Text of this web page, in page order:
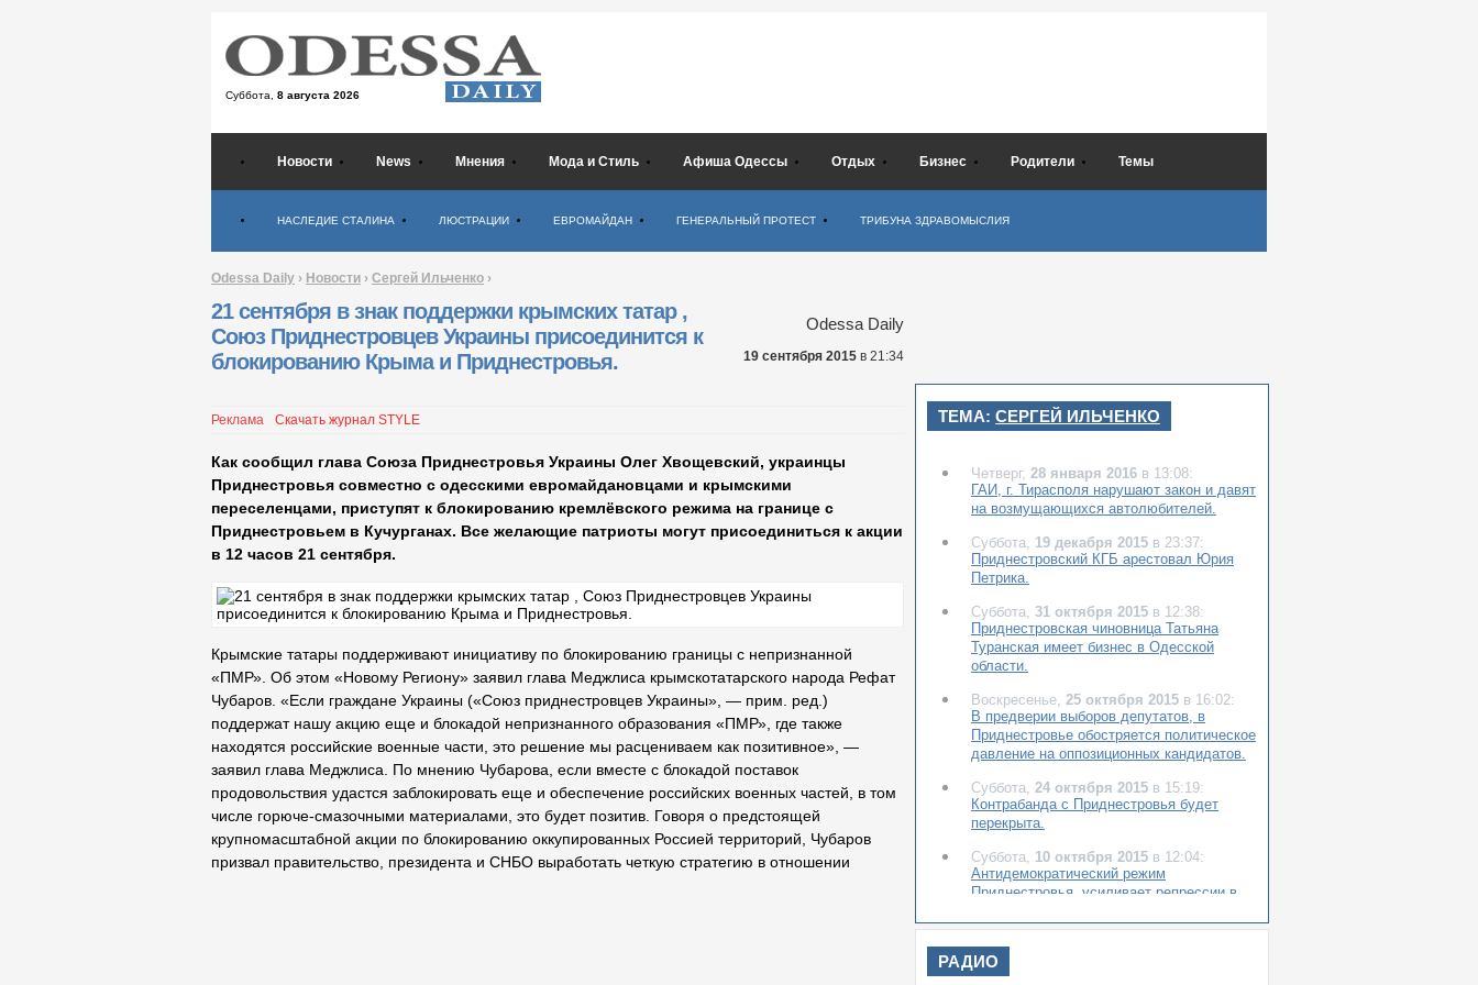
Суббота, 8 августа 2026
Новости News Мнения Мода и Стиль Афиша Одессы Отдых Бизнес Родители Темы
НАСЛЕДИЕ СТАЛИНА ЛЮСТРАЦИИ ЕВРОМАЙДАН ГЕНЕРАЛЬНЫЙ ПРОТЕСТ ТРИБУНА ЗДРАВОМЫСЛИЯ
Odessa Daily › Новости › Сергей Ильченко ›
21 сентября в знак поддержки крымских татар ,
Союз Приднестровцев Украины присоединится к
блокированию Крыма и Приднестровья.
Odessa Daily
19 сентября 2015 в 21:34
Реклама Скачать журнал STYLE
Как сообщил глава Союза Приднестровья Украины Олег Хвощевский, украинцы
Приднестровья совместно с одесскими евромайдановцами и крымскими
переселенцами, приступят к блокированию кремлёвского режима на границе с
Приднестровьем в Кучурганах. Все желающие патриоты могут присоединиться к акции
в 12 часов 21 сентября.
Крымские татары поддерживают инициативу по блокированию границы с непризнанной
«ПМР». Об этом «Новому Региону» заявил глава Меджлиса крымскотатарского народа Рефат
Чубаров. «Если граждане Украины («Союз приднестровцев Украины», — прим. ред.)
поддержат нашу акцию еще и блокадой непризнанного образования «ПМР», где также
находятся российские военные части, это решение мы расцениваем как позитивное», —
заявил глава Меджлиса. По мнению Чубарова, если вместе с блокадой поставок
продовольствия удастся заблокировать еще и обеспечение российских военных частей, в том
числе горюче-смазочными материалами, это будет позитив. Говоря о предстоящей
крупномасштабной акции по блокированию оккупированных Россией территорий, Чубаров
призвал правительство, президента и СНБО выработать четкую стратегию в отношении
ТЕМА: СЕРГЕЙ ИЛЬЧЕНКО
Четверг, 28 января 2016 в 13:08:
ГАИ, г. Тирасполя нарушают закон и давят
на возмущающихся автолюбителей.
Суббота, 19 декабря 2015 в 23:37:
Приднестровский КГБ арестовал Юрия
Петрика.
Суббота, 31 октября 2015 в 12:38:
Приднестровская чиновница Татьяна
Туранская имеет бизнес в Одесской
области.
Воскресенье, 25 октября 2015 в 16:02:
В предверии выборов депутатов, в
Приднестровье обостряется политическое
давление на оппозиционных кандидатов.
Суббота, 24 октября 2015 в 15:19:
Контрабанда с Приднестровья будет
перекрыта.
Суббота, 10 октября 2015 в 12:04:
Антидемократический режим
Приднестровья, усиливает репрессии в
Суббота,
21 сентября в знак поддержки крымских
татар , Союз Приднестровцев Украины
РАДИО